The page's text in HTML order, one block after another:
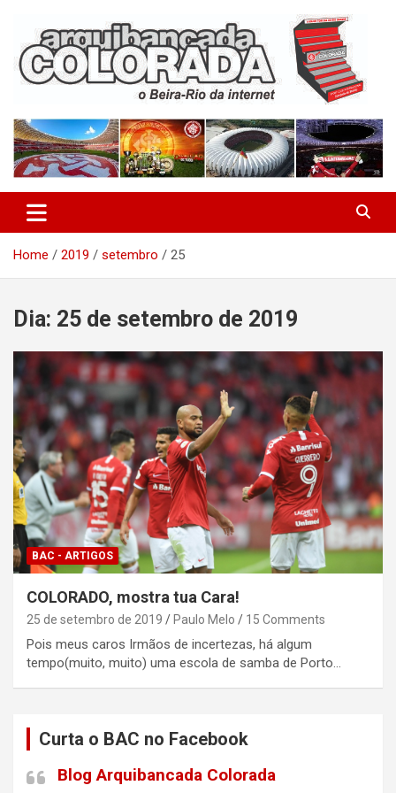
content
Arquibancada Colorada
Home 2019 setembro 25
Dia: 25 de setembro de 2019
BAC - ARTIGOS
COLORADO, mostra tua Cara!
25 de setembro de 2019 Paulo Melo 15 Comments
Pois meus caros Irmãos de incertezas, há algum
tempo(muito, muito) uma escola de samba de Porto…
Curta o BAC no Facebook
Blog Arquibancada Colorada